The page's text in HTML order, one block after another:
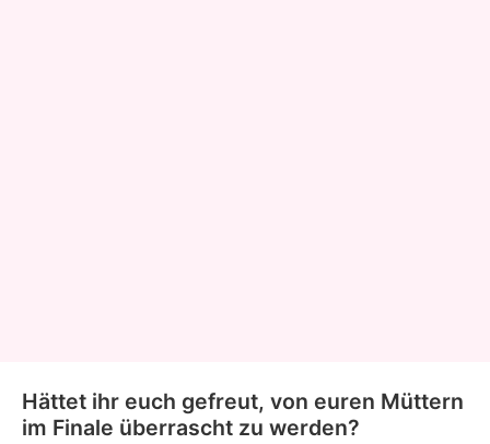
Hättet ihr euch gefreut, von euren Müttern
im Finale überrascht zu werden?